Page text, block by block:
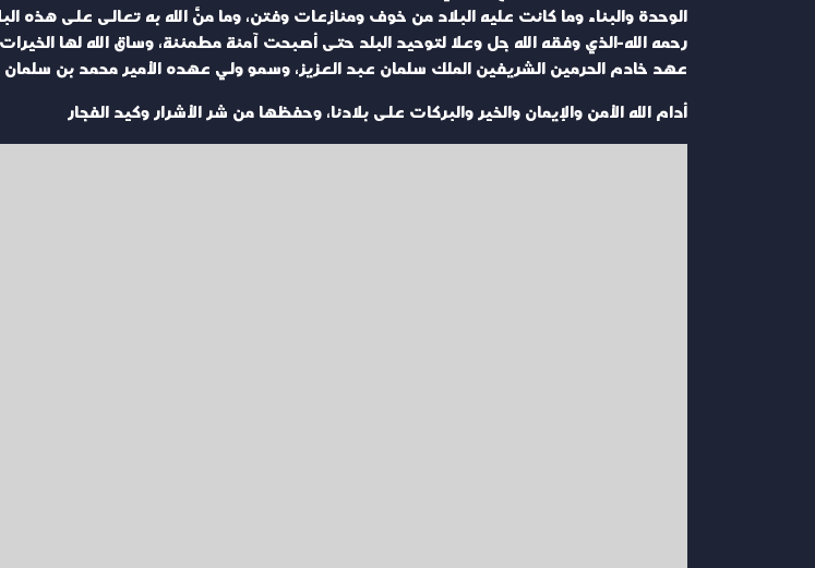
الوحدة والبناء وما كانت عليه البلاد من خوف ومنازعات وفتن، وما منَّ الله به تعالى على
رحمه الله-الذي وفقه الله جل وعلا لتوحيد البلد حتى أصبحت آمنة مطمئنة، وساق الله لها
عهد خادم الحرمين الشريفين الملك سلمان عبد العزيز، وسمو ولي عهده الأمير محمد بن
أدام الله الأمن والإيمان والخير والبركات على بلادنا، وحفظها من شر الأشرار وكيد الفجار